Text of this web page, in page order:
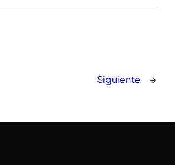
Siguiente
→